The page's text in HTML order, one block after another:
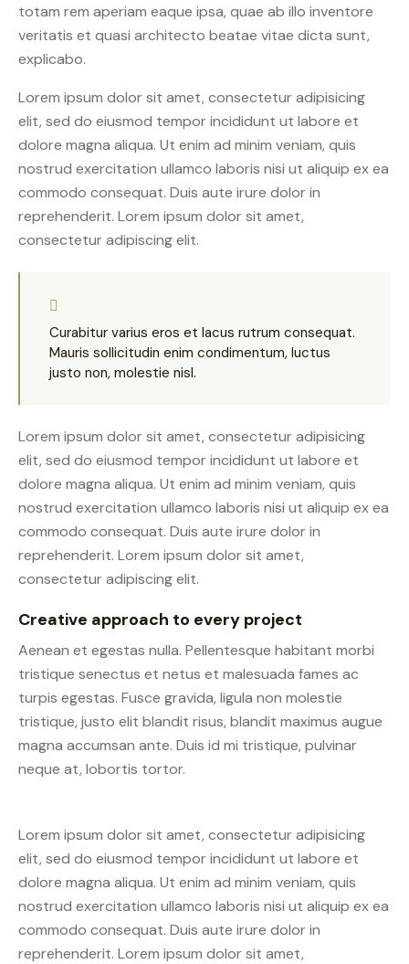
totam rem aperiam eaque ipsa, quae ab illo inventore
veritatis et quasi architecto beatae vitae dicta sunt,
explicabo.
Lorem ipsum dolor sit amet, consectetur adipisicing
elit, sed do eiusmod tempor incididunt ut labore et
dolore magna aliqua. Ut enim ad minim veniam, quis
nostrud exercitation ullamco laboris nisi ut aliquip ex ea
commodo consequat. Duis aute irure dolor in
reprehenderit. Lorem ipsum dolor sit amet,
consectetur adipiscing elit.
Curabitur varius eros et lacus rutrum consequat.
Mauris sollicitudin enim condimentum, luctus
justo non, molestie nisl.
Lorem ipsum dolor sit amet, consectetur adipisicing
elit, sed do eiusmod tempor incididunt ut labore et
dolore magna aliqua. Ut enim ad minim veniam, quis
nostrud exercitation ullamco laboris nisi ut aliquip ex ea
commodo consequat. Duis aute irure dolor in
reprehenderit. Lorem ipsum dolor sit amet,
consectetur adipiscing elit.
Creative approach to every project
Aenean et egestas nulla. Pellentesque habitant morbi
tristique senectus et netus et malesuada fames ac
turpis egestas. Fusce gravida, ligula non molestie
tristique, justo elit blandit risus, blandit maximus augue
magna accumsan ante. Duis id mi tristique, pulvinar
neque at, lobortis tortor.
Lorem ipsum dolor sit amet, consectetur adipisicing
elit, sed do eiusmod tempor incididunt ut labore et
dolore magna aliqua. Ut enim ad minim veniam, quis
nostrud exercitation ullamco laboris nisi ut aliquip ex ea
commodo consequat. Duis aute irure dolor in
reprehenderit. Lorem ipsum dolor sit amet,